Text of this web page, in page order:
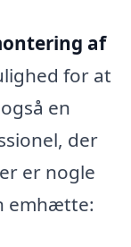
af
for at
en
der
er nogle
emhætte: